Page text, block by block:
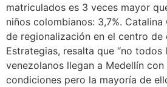
matriculados es 3 veces mayor
niños colombianos: 3,7%.
de regionalización en el centro de
Estrategias, resalta que “no
venezolanos llegan a Medellín con
condiciones pero la mayoría de